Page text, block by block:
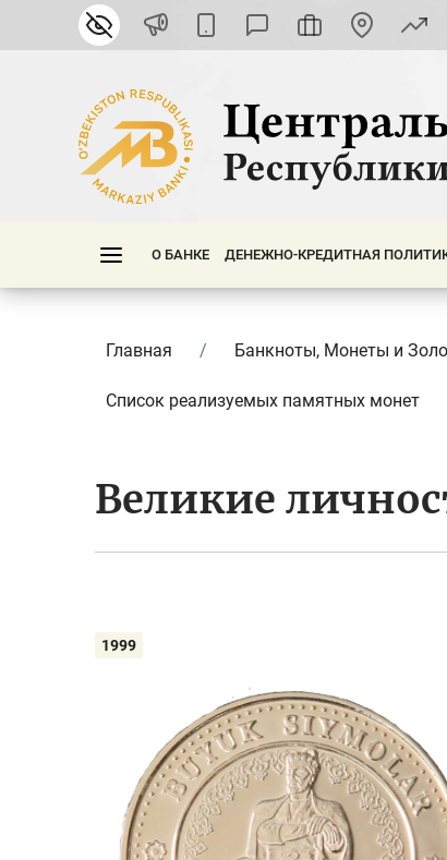
О БАНКЕ ДЕНЕЖНО-КРЕДИТНАЯ
Главная Банкноты, Монеты и
Список реализуемых памятных монет
Великие
1999